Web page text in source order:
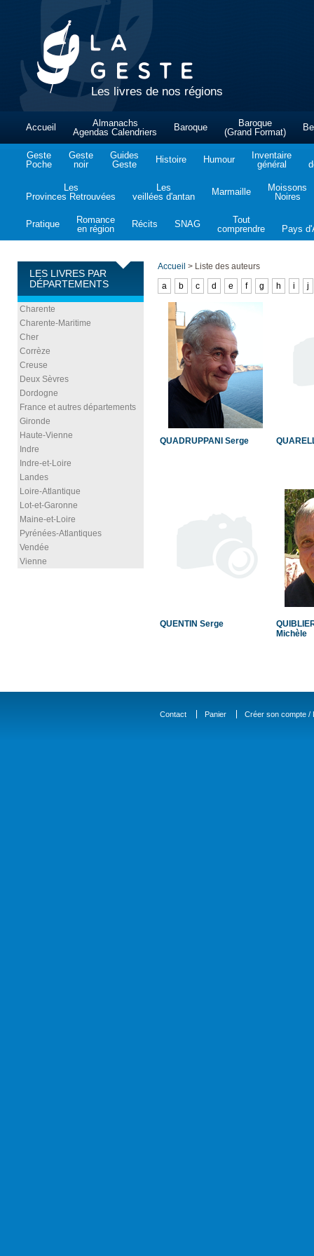
Les livres de nos régions
Accueil
Almanachs
Agendas Calendriers
Baroque
Baroque
(Grand Format)
Geste
Poche
Geste
noir
Guides
Geste
Histoire Humour
Inventaire
général
Les
Provinces Retrouvées
Les
veillées d'antan
Marmaille
Moissons
Noires
Pratique
Romance
en région
Récits SNAG
Tout
comprendre
Pays
LES LIVRES PAR
DÉPARTEMENTS
Charente
Charente-Maritime
Cher
Corrèze
Creuse
Deux Sèvres
Dordogne
France et autres départements
Gironde
Haute-Vienne
Indre
Indre-et-Loire
Landes
Loire-Atlantique
Lot-et-Garonne
Maine-et-Loire
Pyrénées-Atlantiques
Vendée
Vienne
Accueil > Liste des auteurs
a
b c d e f g h i j
QUADRUPPANI Serge
QUENTIN Serge
Michèle
Contact Panier Créer son compte /